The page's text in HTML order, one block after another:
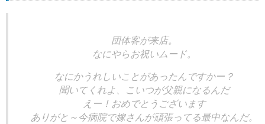
団体客が来店。
なにやらお祝いムード。
なにかうれしいことがあったんですかー？
聞いてくれよ、こいつが父親になるんだ
えー！おめでとうございます
ありがと～今病院で嫁さんが頑張ってる最中なんだ。